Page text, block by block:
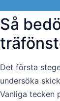
Så
Det första
undersöka
Vanliga tecken